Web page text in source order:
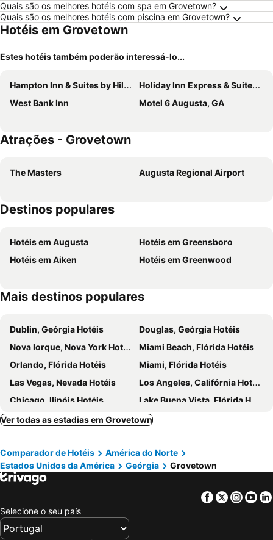
Quais são os melhores hotéis com spa em Grovetown?
Quais são os melhores hotéis com piscina em Grovetown?
Hotéis em Grovetown
Estes hotéis também poderão interessá-lo...
Hampton Inn & Suites by Hilton Augusta-Washington Rd
Holiday Inn Express & Suites Augusta W - Grovetown by IHG
West Bank Inn
Motel 6 Augusta, GA
Atrações - Grovetown
The Masters Augusta Regional Airport
Destinos populares
Hotéis em Augusta
Hotéis em Greensboro
Hotéis em Aiken
Hotéis em Greenwood
Mais destinos populares
Dublin, Geórgia Hotéis
Douglas, Geórgia Hotéis
Nova Iorque, Nova York Hotéis
Miami Beach, Flórida Hotéis
Orlando, Flórida Hotéis
Miami, Flórida Hotéis
Las Vegas, Nevada Hotéis
Los Angeles, Califórnia Hotéis
Chicago, Ilinóis Hotéis
Lake Buena Vista, Flórida Hotéis
Boston, Massachusetts Hotéis
Ver todas as estadias em Grovetown
Comparador de Hotéis
América do Norte
Estados Unidos da América
Geórgia Grovetown
Facebook
Twitter
Selecione o seu país